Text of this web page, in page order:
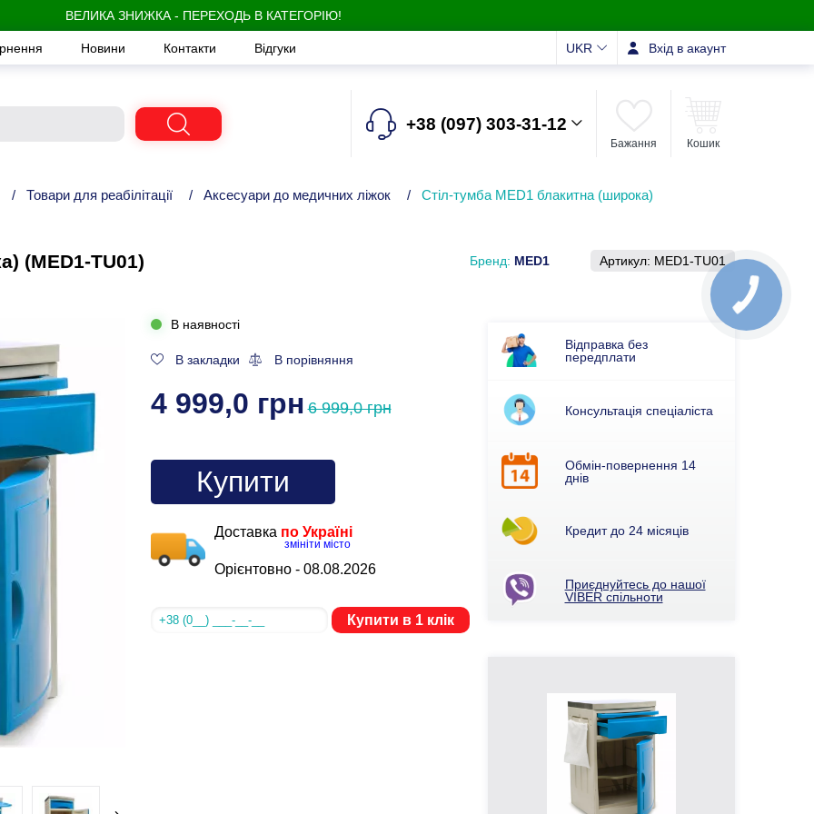
ВЕЛИКА ЗНИЖКА - ПЕРЕХОДЬ В КАТЕГОРІЮ!
Новини Контакти Відгуки UKR Вхід в акаунт
+38 (097) 303-31-12
Бажання Кошик
/ Товари для реабілітації / Аксесуари до медичних ліжок / Стіл-тумба MED1 блакитна (широка)
(MED1-TU01) Бренд: MED1 Артикул: MED1-TU01
В наявності
В закладки В порівняння
4 999,0 грн 6 999,0 грн
Купити
Доставка по Україні
змініти місто
Орієнтовно - 08.08.2026
Купити в 1 клік
Відправка без
передплати
Консультація спеціаліста
Обмін-повернення 14
днів
Кредит до 24 місяців
Приєднуйтесь до нашої
VIBER спільноти